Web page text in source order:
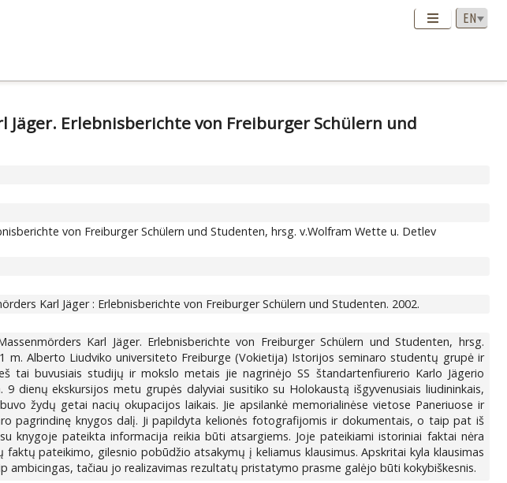
Jäger. Erlebnisberichte von Freiburger Schülern und
von Freiburger Schülern und Studenten, hrsg. v.Wolfram Wette u. Detlev
Karl Jäger : Erlebnisberichte von Freiburger Schülern und Studenten. 2002.
Karl Jäger. Erlebnisberichte von Freiburger Schülern und Studenten, hrsg.
m. Alberto Liudviko universiteto Freiburge (Vokietija) Istorijos seminaro studentų grupė ir
tai buvusiais studijų ir mokslo metais jie nagrinėjo SS štandartenfiurerio Karlo Jägerio
dienų ekskursijos metu grupės dalyviai susitiko su Holokaustą išgyvenusiais liudininkais,
žydų getai nacių okupacijos laikais. Jie apsilankė memorialinėse vietose Paneriuose ir
pagrindinę knygos dalį. Ji papildyta kelionės fotografijomis ir dokumentais, o taip pat iš
knygoje pateikta informacija reikia būti atsargiems. Joje pateikiami istoriniai faktai nėra
pateikimo, gilesnio pobūdžio atsakymų į keliamus klausimus. Apskritai kyla klausimas
tačiau jo realizavimas rezultatų pristatymo prasme galėjo būti kokybiškesnis.